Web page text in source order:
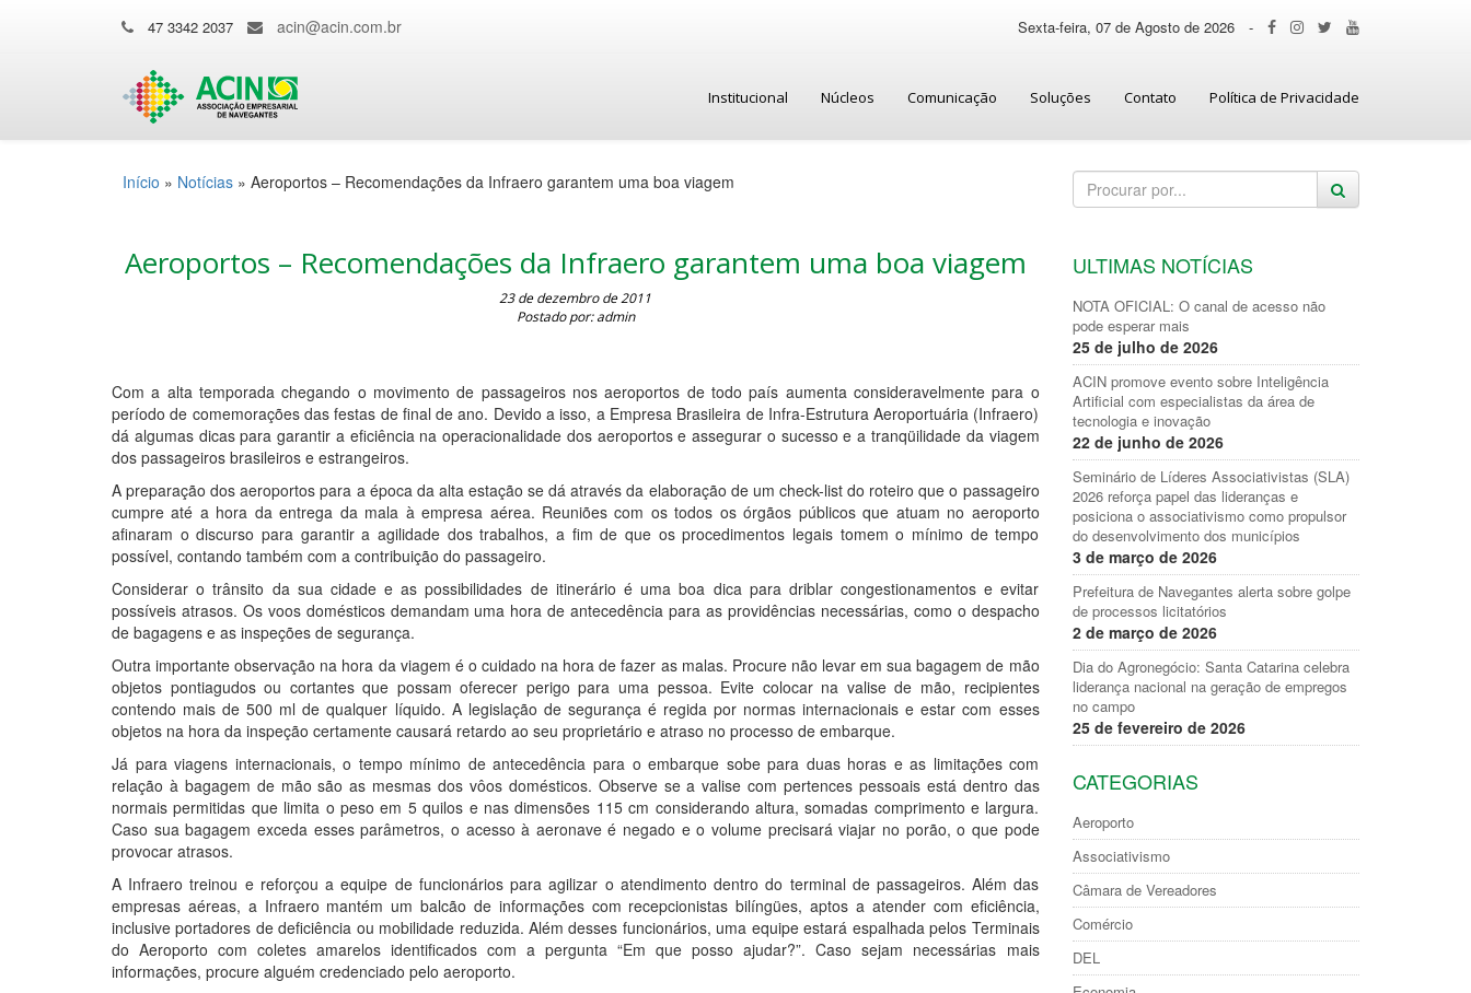
47 3342 2037 acin@acin.com.br Sexta-feira, 07 de Agosto de 2026 -
Institucional Núcleos Comunicação Soluções Contato Política de Privacidade
Início » Notícias » Aeroportos – Recomendações da Infraero garantem uma boa viagem
Aeroportos – Recomendações da Infraero garantem uma boa viagem
23 de dezembro de 2011
Postado por: admin
Com a alta temporada chegando o movimento de passageiros nos aeroportos de todo país aumenta consideravelmente para o
período de comemorações das festas de final de ano. Devido a isso, a Empresa Brasileira de Infra-Estrutura Aeroportuária (Infraero)
dá algumas dicas para garantir a eficiência na operacionalidade dos aeroportos e assegurar o sucesso e a tranqüilidade da viagem
dos passageiros brasileiros e estrangeiros.
A preparação dos aeroportos para a época da alta estação se dá através da elaboração de um check-list do roteiro que o passageiro
cumpre até a hora da entrega da mala à empresa aérea. Reuniões com os todos os órgãos públicos que atuam no aeroporto
afinaram o discurso para garantir a agilidade dos trabalhos, a fim de que os procedimentos legais tomem o mínimo de tempo
possível, contando também com a contribuição do passageiro.
Considerar o trânsito da sua cidade e as possibilidades de itinerário é uma boa dica para driblar congestionamentos e evitar
possíveis atrasos. Os voos domésticos demandam uma hora de antecedência para as providências necessárias, como o despacho
de bagagens e as inspeções de segurança.
Outra importante observação na hora da viagem é o cuidado na hora de fazer as malas. Procure não levar em sua bagagem de mão
objetos pontiagudos ou cortantes que possam oferecer perigo para uma pessoa. Evite colocar na valise de mão, recipientes
contendo mais de 500 ml de qualquer líquido. A legislação de segurança é regida por normas internacionais e estar com esses
objetos na hora da inspeção certamente causará retardo ao seu proprietário e atraso no processo de embarque.
Já para viagens internacionais, o tempo mínimo de antecedência para o embarque sobe para duas horas e as limitações com
relação à bagagem de mão são as mesmas dos vôos domésticos. Observe se a valise com pertences pessoais está dentro das
normais permitidas que limita o peso em 5 quilos e nas dimensões 115 cm considerando altura, somadas comprimento e largura.
Caso sua bagagem exceda esses parâmetros, o acesso à aeronave é negado e o volume precisará viajar no porão, o que pode
provocar atrasos.
A Infraero treinou e reforçou a equipe de funcionários para agilizar o atendimento dentro do terminal de passageiros. Além das
empresas aéreas, a Infraero mantém um balcão de informações com recepcionistas bilíngües, aptos a atender com eficiência,
inclusive portadores de deficiência ou mobilidade reduzida. Além desses funcionários, uma equipe estará espalhada pelos Terminais
do Aeroporto com coletes amarelos identificados com a pergunta “Em que posso ajudar?”. Caso sejam necessárias mais
informações, procure alguém credenciado pelo aeroporto.
ULTIMAS NOTÍCIAS
NOTA OFICIAL: O canal de acesso não
pode esperar mais
25 de julho de 2026
ACIN promove evento sobre Inteligência
Artificial com especialistas da área de
tecnologia e inovação
22 de junho de 2026
Seminário de Líderes Associativistas (SLA)
2026 reforça papel das lideranças e
posiciona o associativismo como propulsor
do desenvolvimento dos municípios
3 de março de 2026
Prefeitura de Navegantes alerta sobre golpe
de processos licitatórios
2 de março de 2026
Dia do Agronegócio: Santa Catarina celebra
liderança nacional na geração de empregos
no campo
25 de fevereiro de 2026
CATEGORIAS
Aeroporto
Associativismo
Câmara de Vereadores
Comércio
DEL